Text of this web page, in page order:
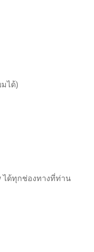
ได้)
ได้ทุกช่องทางที่ท่าน